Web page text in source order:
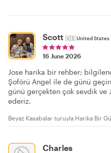
Scott 🇺🇸United States
16 June 2026
Jose harika bir rehber;
Şoförü Angel ile de günü
günü gerçekten çok sevdik ve
ederiz.
Beyaz Kasabalar turuyla Harika Bir
Charles